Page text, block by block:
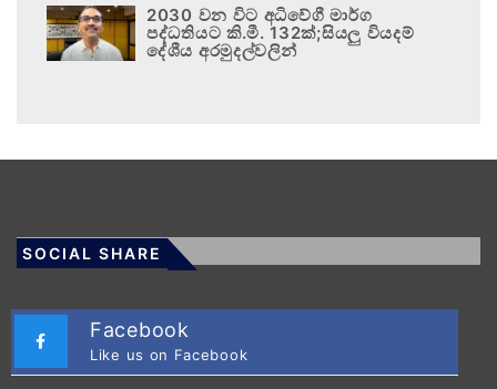
2030 වන විට අධිවේගී මාර්ග
පද්ධතියට කි.මී. 132ක්;සියලු වියදම්
දේශීය අරමුදල්වලින්
SOCIAL SHARE
Facebook
Like us on Facebook